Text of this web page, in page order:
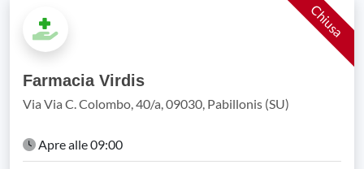
Farmacia Virdis
Via Via C. Colombo, 40/a, 09030, Pabillonis (SU)
Chiusa
Apre alle 09:00